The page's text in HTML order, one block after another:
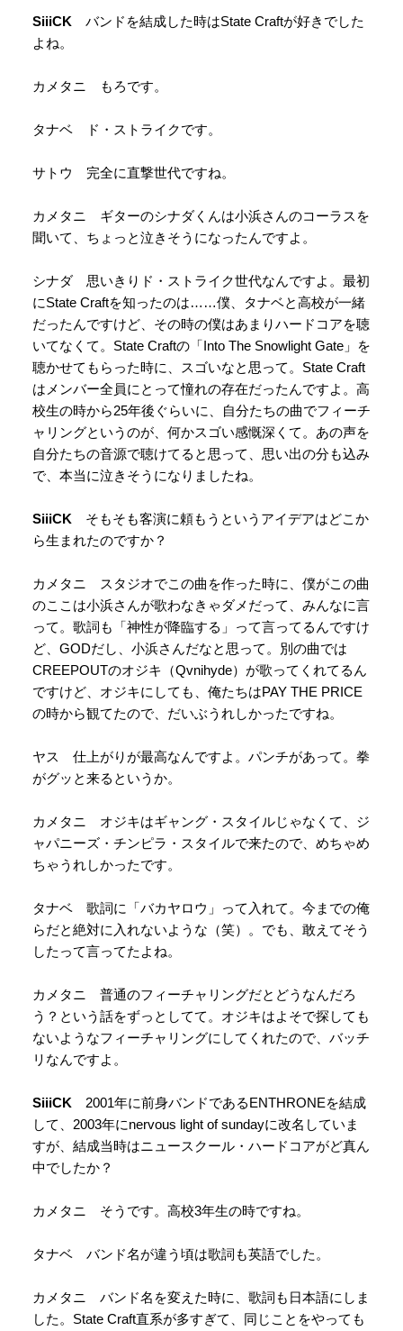
SiiiCK バンドを結成した時はState Craftが好きでした
よね。
カメタニ もろです。
タナベ ド・ストライクです。
サトウ 完全に直撃世代ですね。
カメタニ ギターのシナダくんは小浜さんのコーラスを
聞いて、ちょっと泣きそうになったんですよ。
シナダ 思いきりド・ストライク世代なんですよ。最初
にState Craftを知ったのは……僕、タナベと高校が一緒
だったんですけど、その時の僕はあまりハードコアを聴
いてなくて。State Craftの「Into The Snowlight Gate」を
聴かせてもらった時に、スゴいなと思って。State Craft
はメンバー全員にとって憧れの存在だったんですよ。高
校生の時から25年後ぐらいに、自分たちの曲でフィーチ
ャリングというのが、何かスゴい感慨深くて。あの声を
自分たちの音源で聴けてると思って、思い出の分も込み
で、本当に泣きそうになりましたね。
SiiiCK そもそも客演に頼もうというアイデアはどこか
ら生まれたのですか？
カメタニ スタジオでこの曲を作った時に、僕がこの曲
のここは小浜さんが歌わなきゃダメだって、みんなに言
って。歌詞も「神性が降臨する」って言ってるんですけ
ど、GODだし、小浜さんだなと思って。別の曲では
CREEPOUTのオジキ（Qvnihyde）が歌ってくれてるん
ですけど、オジキにしても、俺たちはPAY THE PRICE
の時から観てたので、だいぶうれしかったですね。
ヤス 仕上がりが最高なんですよ。パンチがあって。拳
がグッと来るというか。
カメタニ オジキはギャング・スタイルじゃなくて、ジ
ャパニーズ・チンピラ・スタイルで来たので、めちゃめ
ちゃうれしかったです。
タナベ 歌詞に「バカヤロウ」って入れて。今までの俺
らだと絶対に入れないような（笑）。でも、敢えてそう
したって言ってたよね。
カメタニ 普通のフィーチャリングだとどうなんだろ
う？という話をずっとしてて。オジキはよそで探しても
ないようなフィーチャリングにしてくれたので、バッチ
リなんですよ。
SiiiCK 2001年に前身バンドであるENTHRONEを結成
して、2003年にnervous light of sundayに改名していま
すが、結成当時はニュースクール・ハードコアがど真ん
中でしたか？
カメタニ そうです。高校3年生の時ですね。
タナベ バンド名が違う頃は歌詞も英語でした。
カメタニ バンド名を変えた時に、歌詞も日本語にしま
した。State Craft直系が多すぎて、同じことをやっても